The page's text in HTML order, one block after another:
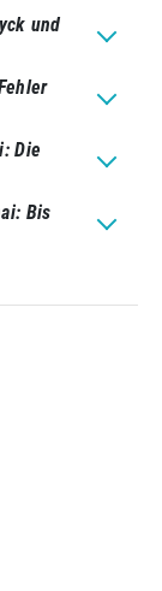
und
Die
Bis